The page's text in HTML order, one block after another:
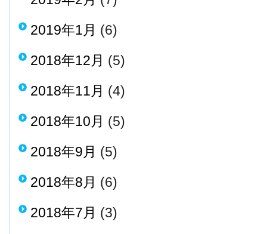
2019年1月 (6)
2018年12月 (5)
2018年11月 (4)
2018年10月 (5)
2018年9月 (5)
2018年8月 (6)
2018年7月 (3)